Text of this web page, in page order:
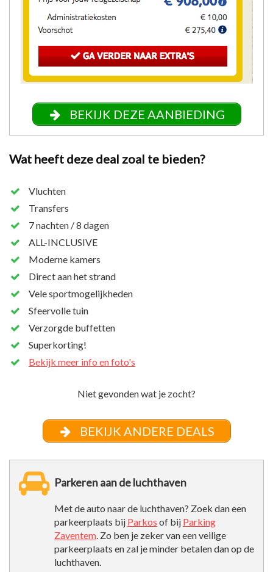
BEKIJK DEZE AANBIEDING
Wat heeft deze deal zoal te bieden?
Vluchten
Transfers
7 nachten / 8 dagen
ALL-INCLUSIVE
Moderne kamers
Direct aan het strand
Vele sportmogelijkheden
Sfeervolle tuin
Verzorgde buffetten
Superkorting!
Bekijk meer info en foto's
Niet gevonden wat je zocht?
BEKIJK ANDERE DEALS
Parkeren aan de luchthaven
Met de auto naar de luchthaven? Zoek dan een
parkeerplaats bij Parkos of bij Parking
Zaventem. Zo ben je zeker van een veilige
parkeerplaats en zal je minder betalen dan op de
luchthaven.